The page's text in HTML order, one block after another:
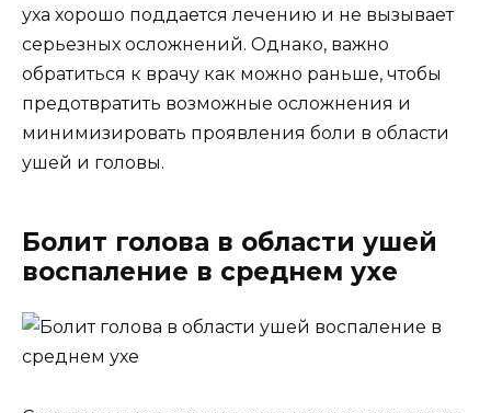
уха хорошо поддается лечению и не вызывает
серьезных осложнений. Однако, важно
обратиться к врачу как можно раньше, чтобы
предотвратить возможные осложнения и
минимизировать проявления боли в области
ушей и головы.
Болит голова в области ушей
воспаление в среднем ухе